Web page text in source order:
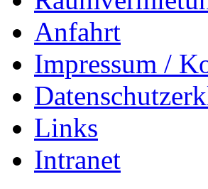
Anfahrt
Impressum /
Links
Intranet